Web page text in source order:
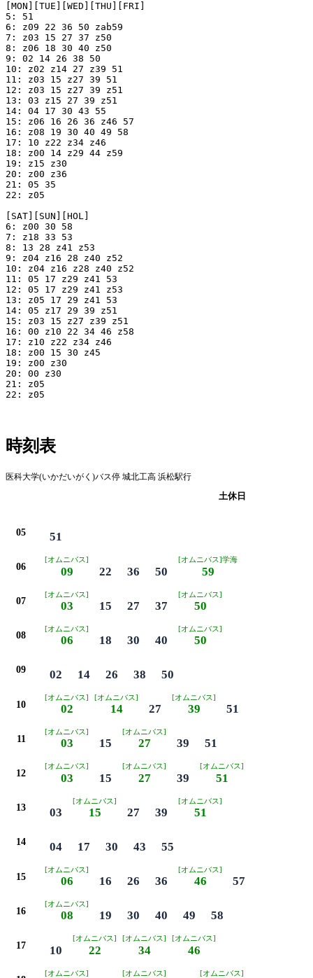
[MON][TUE][WED][THU][FRI]
5: 51
6: z09 22 36 50 zab59
7: z03 15 27 37 z50
8: z06 18 30 40 z50
9: 02 14 26 38 50
10: z02 z14 27 z39 51
11: z03 15 z27 39 51
12: z03 15 z27 39 z51
13: 03 z15 27 39 z51
14: 04 17 30 43 55
15: z06 16 26 36 z46 57
16: z08 19 30 40 49 58
17: 10 z22 z34 z46
18: z00 14 z29 44 z59
19: z15 z30
20: z00 z36
21: 05 35
22: z05
[SAT][SUN][HOL]
6: z00 30 58
7: z18 33 53
8: 13 28 z41 z53
9: z04 z16 28 z40 z52
10: z04 z16 z28 z40 z52
11: 05 17 z29 z41 53
12: 05 17 z29 z41 z53
13: z05 17 29 z41 53
14: 05 z17 29 39 z51
15: z03 15 z27 z39 z51
16: 00 z10 22 34 46 z58
17: z10 z22 z34 z46
18: z00 15 30 z45
19: z00 z30
20: 00 z30
21: z05
22: z05
時刻表
医科大学(いかだいがく)バス停 城北工高 浜松駅行
土休日
05 51
06
[オムニバス]
09 22 36 50
[オムニバス]学海
59
07
[オムニバス]
03 15 27 37
[オムニバス]
50
08
[オムニバス]
06 18 30 40
[オムニバス]
50
09 02 14 26 38 50
10
[オムニバス]
02
[オムニバス]
14 27
[オムニバス]
39 51
11
[オムニバス]
03 15
[オムニバス]
27 39 51
12
[オムニバス]
03 15
[オムニバス]
27 39
[オムニバス]
51
13 03
[オムニバス]
15 27 39
[オムニバス]
51
14 04 17 30 43 55
15
[オムニバス]
06 16 26 36
[オムニバス]
46 57
16
[オムニバス]
08 19 30 40 49 58
17 10
[オムニバス]
22
[オムニバス]
34
[オムニバス]
46
[オムニバス] [オムニバス] [オムニバス]